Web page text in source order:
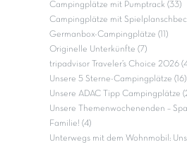
Campingplätze mit Pumptrack (33)
Campingplätze mit
Germanbox-Campingplätze (11)
Originelle Unterkünfte (7)
tripadvisor Traveler’s Choice 2026
Unsere 5 Sterne-Campingplätze (16)
Unsere ADAC Tipp Campingplätze
Unsere Themenwochenenden –
Familie! (4)
Unterwegs mit dem Wohnmobil: